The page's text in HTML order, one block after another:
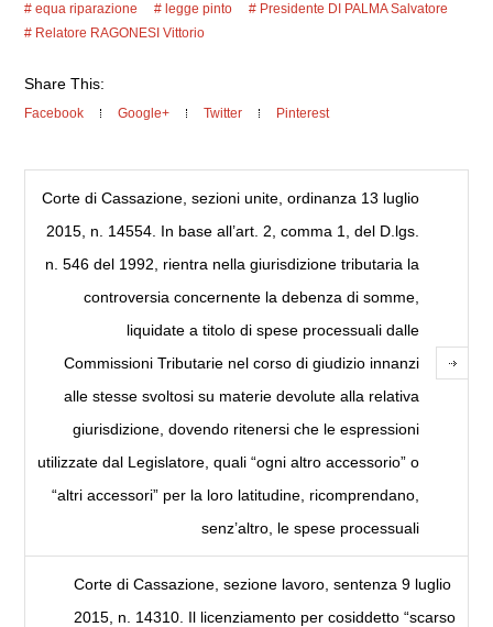
equa riparazione legge pinto
Presidente DI PALMA Salvatore
Relatore RAGONESI Vittorio
Share This:
Facebook Google+ Twitter Pinterest
Corte di Cassazione, sezioni unite, ordinanza 13 luglio
2015, n. 14554. In base all’art. 2, comma 1, del D.lgs.
n. 546 del 1992, rientra nella giurisdizione tributaria la
controversia concernente la debenza di somme,
liquidate a titolo di spese processuali dalle
Commissioni Tributarie nel corso di giudizio innanzi
alle stesse svoltosi su materie devolute alla relativa
giurisdizione, dovendo ritenersi che le espressioni
utilizzate dal Legislatore, quali “ogni altro accessorio” o
“altri accessori” per la loro latitudine, ricomprendano,
senz’altro, le spese processuali
Corte di Cassazione, sezione lavoro, sentenza 9 luglio
2015, n. 14310. Il licenziamento per cosiddetto “scarso